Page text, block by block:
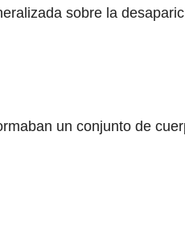
sobre la
un conjunto de